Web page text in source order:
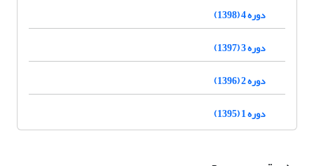
دوره 4 (1398)
دوره 3 (1397)
دوره 2 (1396)
دوره 1 (1395)